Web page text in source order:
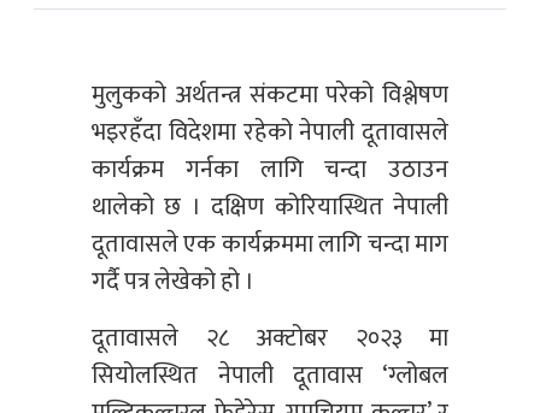
मुलुकको अर्थतन्त्र संकटमा परेको विश्लेषण
भइरहँदा विदेशमा रहेको नेपाली दूतावासले
कार्यक्रम गर्नका लागि चन्दा उठाउन
थालेको छ । दक्षिण कोरियास्थित नेपाली
दूतावासले एक कार्यक्रममा लागि चन्दा माग
गर्दै पत्र लेखेको हो ।
दूतावासले २८ अक्टोबर २०२३ मा
सियोलस्थित नेपाली दूतावास ‘ग्लोबल